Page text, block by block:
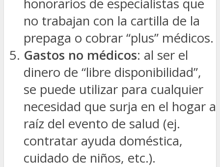
honorarios de especialistas que
no trabajan con la cartilla de la
prepaga o cobrar “plus” médicos.
Gastos no médicos: al ser el
dinero de “libre disponibilidad”,
se puede utilizar para cualquier
necesidad que surja en el hogar a
raíz del evento de salud (ej.
contratar ayuda doméstica,
cuidado de niños, etc.).